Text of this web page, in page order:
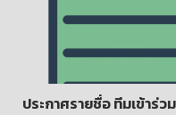
ประกาศรายชื่อ ทีมเข้าร่